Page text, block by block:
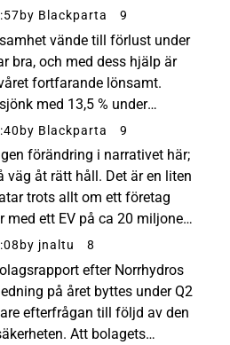
förbättras avsevärt inom
Även efter den här
mest med känslan...
by Blackparta 9
vände till förlust under
bra, och med dess hjälp är
fortfarande lönsamt.
med 13,5 % under
med föregående år.
föll med 81 %. Aktien
ett tapp på cirka 8–...
by Blackparta 9
förändring i narrativet här;
väg åt rätt håll. Det är en liten
trots allt om ett företag
med ett EV på ca 20 miljoner,
är att riktningen är korrekt
är bakom oss. Det som...
by jnaltu 8
efter Norrhydros
på året byttes under Q2
efterfrågan till följd av den
Att bolagets